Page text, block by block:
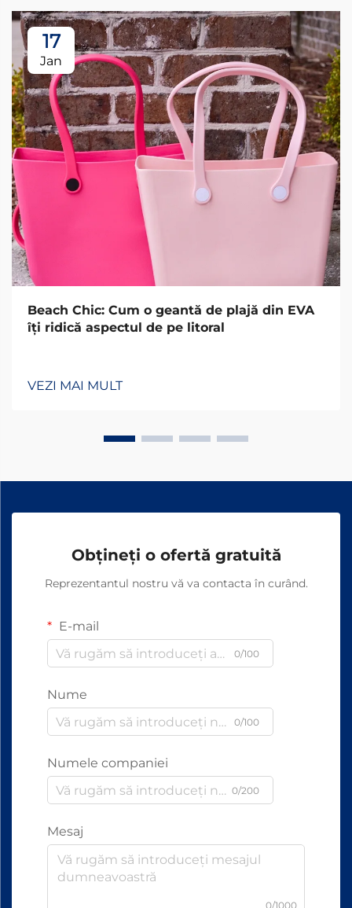
17
Jan
Beach Chic: Cum o geantă de plajă din EVA
îți ridică aspectul de pe litoral
VEZI MAI MULT
Obțineți o ofertă gratuită
Reprezentantul nostru vă va contacta în curând.
E-mail
0/100
Nume
0/100
Numele companiei
0/200
Mesaj
0/1000